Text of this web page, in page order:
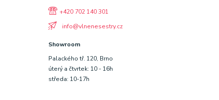
+420 702 140 301
info@vlnenesestry.cz
Showroom
Palackého tř. 120, Brno
úterý a čtvrtek: 10 - 16h
středa: 10-17h